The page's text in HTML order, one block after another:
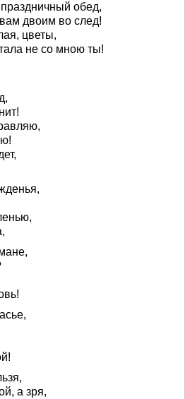
обед,
двоим во след!
цветы,
не со мною ты!
а зря,